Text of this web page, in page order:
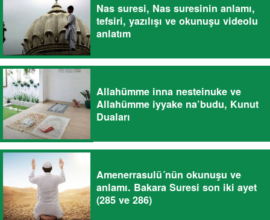
Nas suresi, Nas suresinin anlamı,
tefsiri, yazılışı ve okunuşu videolu
anlatım
Allahümme inna nesteinuke ve
Allahümme iyyake na’budu, Kunut
Duaları
Amenerrasulü´nün okunuşu ve
anlamı. Bakara Suresi son iki ayet
(285 ve 286)